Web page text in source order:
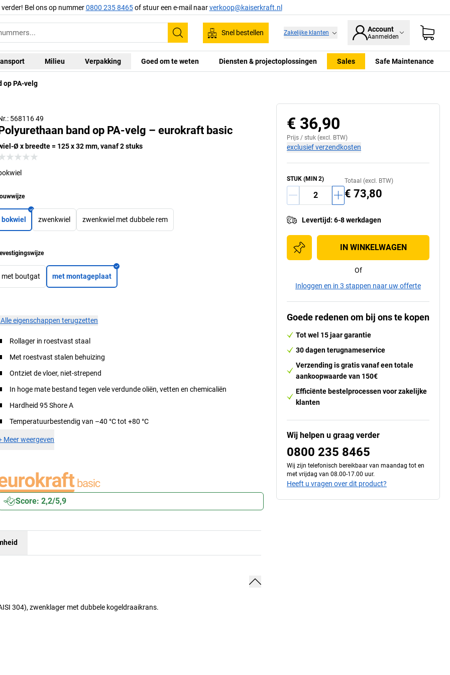
Bel ons op nummer0800 235 8465of stuur een e-mail naarverkoop@kaiserkraft.nl
Zoeken
Snel bestellen Zakelijke klanten Account
Aanmelden
Milieu Verpakking Goed om te weten Diensten & projectoplossingen Sales Safe Maintenance
op PA-velg
568116 49
band op PA-velg – eurokraft basic
Ø x breedte = 125 x 32 mm, vanaf 2 stuks
bokwiel zwenkwiel zwenkwiel met dubbele rem
met boutgat met montageplaat
Alle eigenschappen terugzetten
Rollager in roestvast staal
Met roestvast stalen behuizing
Ontziet de vloer, niet-strepend
In hoge mate bestand tegen vele verdunde oliën, vetten en chemicaliën
Hardheid 95 Shore A
Temperatuurbestendig van –40 °C tot +80 °C
Meer weergeven
Score: 2,2/5,9
304), zwenklager met dubbele kogeldraaikrans.
€ 36,90
Prijs / stuk (excl. BTW)
exclusief verzendkosten
STUK (MIN 2) Totaal (excl. BTW)
€ 73,80
Levertijd: 6-8 werkdagen
IN WINKELWAGEN
Of
Inloggen en in 3 stappen naar uw offerte
Goede redenen om bij ons te kopen
Tot wel 15 jaar garantie
30 dagen terugnameservice
Verzending is gratis vanaf een totale
aankoopwaarde van 150€
Efficiënte bestelprocessen voor zakelijke
klanten
Wij helpen u graag verder
0800 235 8465
Wij zijn telefonisch bereikbaar van maandag tot en
met vrijdag van 08.00-17.00 uur.
Heeft u vragen over dit product?